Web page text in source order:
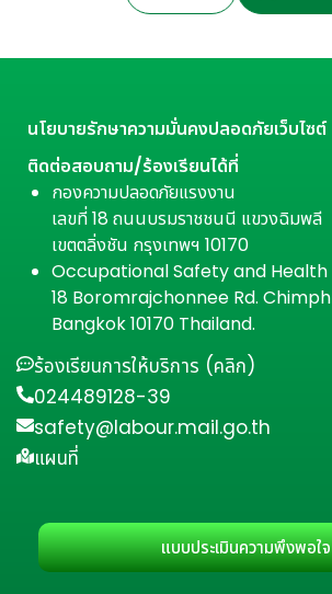
นโยบายรักษาความมั่นคงปลอดภัยเว็บไซต์
ติดต่อสอบถาม/ร้องเรียนได้ที่
กองความปลอดภัยแรงงาน
เลขที่ 18 ถนนบรมราชชนนี แขวงฉิมพลี
เขตตลิ่งชัน กรุงเทพฯ 10170
Occupational Safety and Health
18 Boromrajchonnee Rd.
Bangkok 10170 Thailand.
ร้องเรียนการให้บริการ (คลิก)
024489128-39
safety@labour.mail.go.th
แผนที่
แบบประเมินความพึงพอใจ